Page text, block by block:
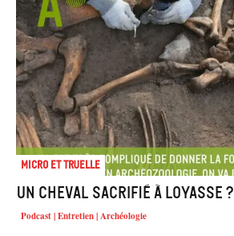
Micro et truelle
Un cheval sacrifié à Loyasse ?
Podcast | Entretien | Archéologie